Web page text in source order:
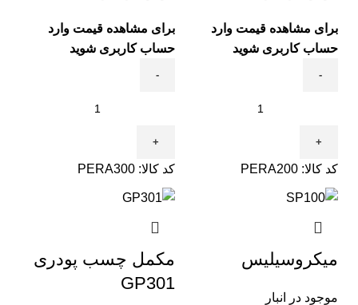
برای مشاهده قیمت وارد
حساب کاربری شوید
کد کالا: PERA200
برای مشاهده قیمت وارد
حساب کاربری شوید
کد کالا: PERA300
میکروسیلیس
موجود در انبار
مکمل چسب پودری
GP301